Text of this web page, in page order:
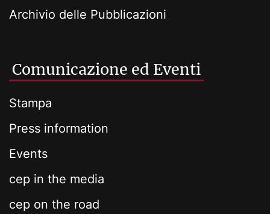
Archivio delle Pubblicazioni
Comunicazione ed Eventi
Stampa
Press information
Events
cep in the media
cep on the road